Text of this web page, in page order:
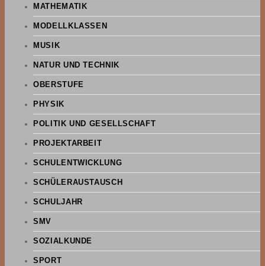
MATHEMATIK
MODELLKLASSEN
MUSIK
NATUR UND TECHNIK
OBERSTUFE
PHYSIK
POLITIK UND GESELLSCHAFT
PROJEKTARBEIT
SCHULENTWICKLUNG
SCHÜLERAUSTAUSCH
SCHULJAHR
SMV
SOZIALKUNDE
SPORT